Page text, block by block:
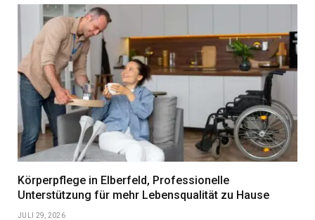
Körperpflege in Elberfeld, Professionelle
Unterstützung für mehr Lebensqualität zu Hause
JULI 29, 2026